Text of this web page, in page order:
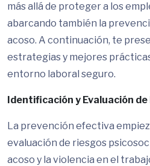
más allá de proteger a los
abarcando también la
acoso. A continuación, te
estrategias y mejores
entorno laboral seguro.
Identificación y Evaluación
La prevención efectiva
evaluación de riesgos
acoso y la violencia en el